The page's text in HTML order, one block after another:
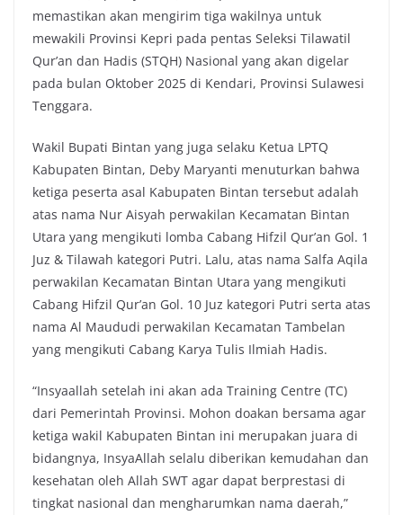
memastikan akan mengirim tiga wakilnya untuk
mewakili Provinsi Kepri pada pentas Seleksi Tilawatil
Qur’an dan Hadis (STQH) Nasional yang akan digelar
pada bulan Oktober 2025 di Kendari, Provinsi Sulawesi
Tenggara.
Wakil Bupati Bintan yang juga selaku Ketua LPTQ
Kabupaten Bintan, Deby Maryanti menuturkan bahwa
ketiga peserta asal Kabupaten Bintan tersebut adalah
atas nama Nur Aisyah perwakilan Kecamatan Bintan
Utara yang mengikuti lomba Cabang Hifzil Qur’an Gol. 1
Juz & Tilawah kategori Putri. Lalu, atas nama Salfa Aqila
perwakilan Kecamatan Bintan Utara yang mengikuti
Cabang Hifzil Qur’an Gol. 10 Juz kategori Putri serta atas
nama Al Maududi perwakilan Kecamatan Tambelan
yang mengikuti Cabang Karya Tulis Ilmiah Hadis.
“Insyaallah setelah ini akan ada Training Centre (TC)
dari Pemerintah Provinsi. Mohon doakan bersama agar
ketiga wakil Kabupaten Bintan ini merupakan juara di
bidangnya, InsyaAllah selalu diberikan kemudahan dan
kesehatan oleh Allah SWT agar dapat berprestasi di
tingkat nasional dan mengharumkan nama daerah,”